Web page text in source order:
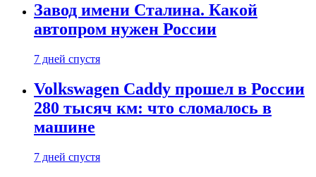
Завод имени Сталина. Какой
автопром нужен России
7 дней спустя
Volkswagen Caddy прошел в России
280 тысяч км: что сломалось в
машине
7 дней спустя